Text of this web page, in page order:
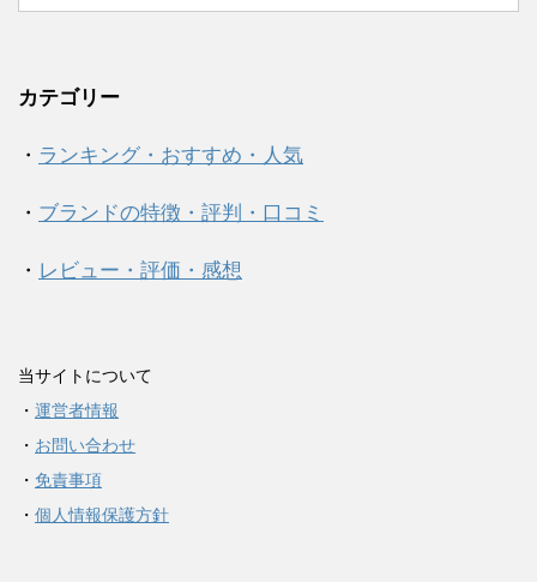
カテゴリー
・ ランキング・おすすめ・人気
・ ブランドの特徴・評判・口コミ
・ レビュー・評価・感想
当サイトについて
・ 運営者情報
・ お問い合わせ
・ 免責事項
・ 個人情報保護方針